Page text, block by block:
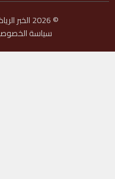
© 2026 الخبر الرياضي. جميع الحقوق محفوظة.
سياسة